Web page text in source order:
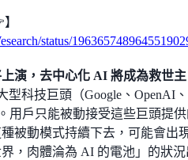
status/
演，去中心化 AI 將成為救世主
型科技巨頭（Google、OpenAI、
用戶只能被動接受這些巨頭提
被動模式持續下去，可能會出
界，肉體淪為 AI 的電池」的狀